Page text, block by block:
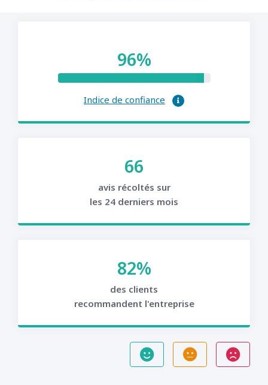
96%
Indice de confiance
66
avis récoltés sur
les 24 derniers mois
82%
des clients
recommandent l'entreprise